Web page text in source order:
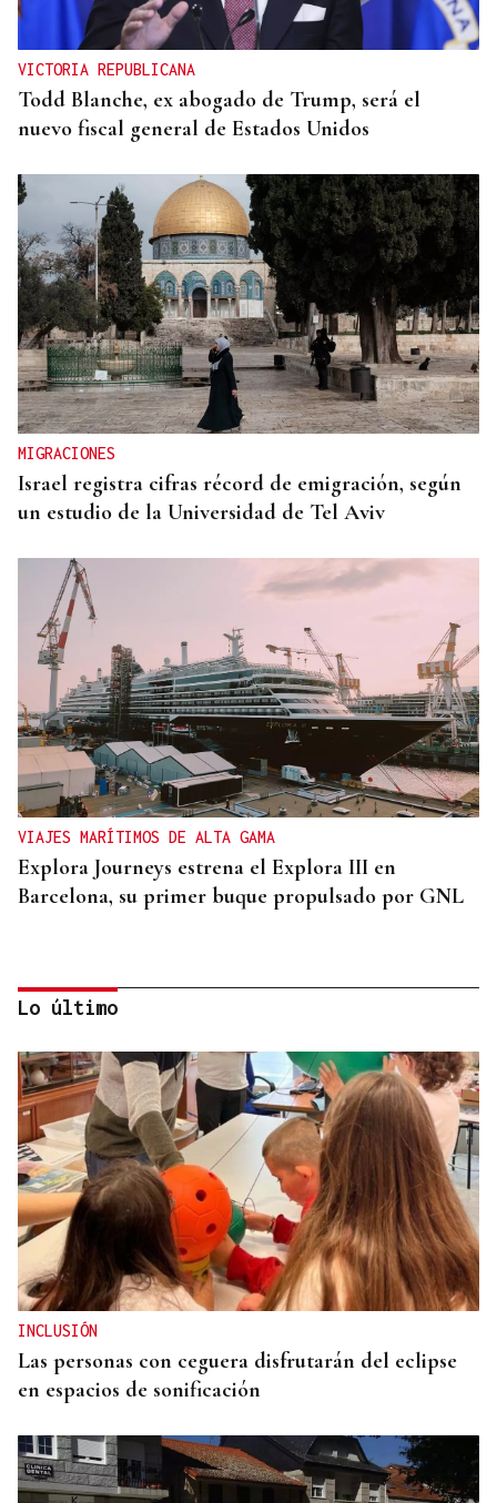
VICTORIA REPUBLICANA
Todd Blanche, ex abogado de Trump, será el
nuevo fiscal general de Estados Unidos
MIGRACIONES
Israel registra cifras récord de emigración, según
un estudio de la Universidad de Tel Aviv
VIAJES MARÍTIMOS DE ALTA GAMA
Explora Journeys estrena el Explora III en
Barcelona, su primer buque propulsado por GNL
ASESINÓ A SU ABUELO
Un tiroteo escolar en Tailandia deja al menos 6
muertos y 15 heridos
Lo último
INCLUSIÓN
Las personas con ceguera disfrutarán del eclipse
en espacios de sonificación